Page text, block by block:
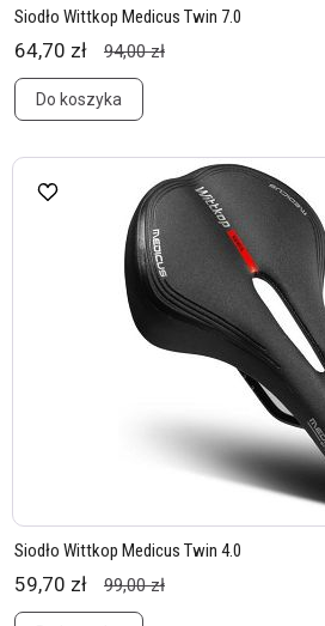
Siodło Wittkop Medicus Twin 7.0
64,70 zł 94,00 zł
Do koszyka
Siodło Wittkop Medicus Twin 4.0
59,70 zł 99,00 zł